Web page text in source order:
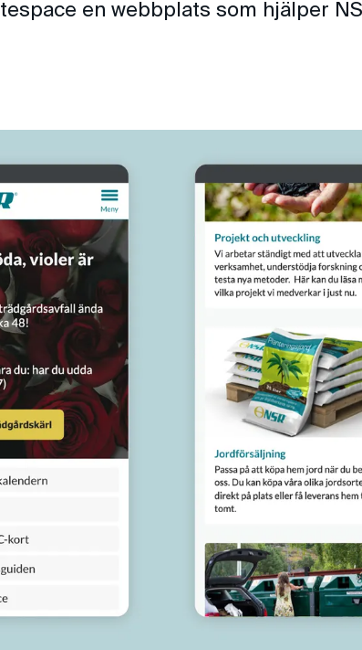
en webbplats som hjälper